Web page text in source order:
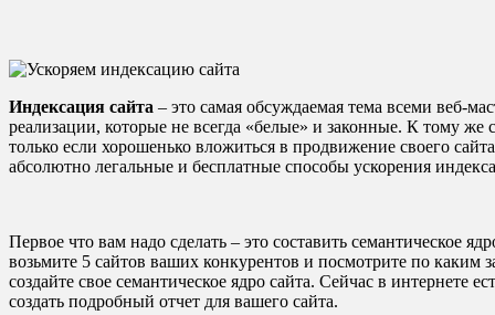
Индексация сайта – это самая обсуждаемая тема всеми веб-
реализации, которые не всегда «белые» и законные. К тому
только если хорошенько вложиться в продвижение своего
абсолютно легальные и бесплатные способы ускорения
Первое что вам надо сделать – это составить семантическое
возьмите 5 сайтов ваших конкурентов и посмотрите по каким
создайте свое семантическое ядро сайта. Сейчас в интернете
создать подробный отчет для вашего сайта.